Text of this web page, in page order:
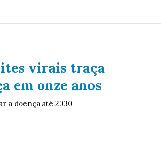
virais traça
em onze anos
a doença até 2030